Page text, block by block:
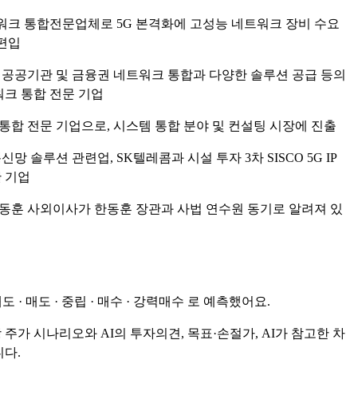
크 통합전문업체로 5G 본격화에 고성능 네트워크 장비 수요
입
공기관 및 금융권 네트워크 통합과 다양한 솔루션 공급 등의
통합 전문 기업
합 전문 기업으로, 시스템 통합 분야 및 컨설팅 시장에 진출
망 솔루션 관련업, SK텔레콤과 시설 투자 3차 SISCO 5G IP
기업
훈 사외이사가 한동훈 장관과 사법 연수원 동기로 알려져 있
· 매도 · 중립 · 매수 · 강력매수 로 예측했어요.
가 시나리오와 AI의 투자의견, 목표·손절가, AI가 참고한 차
다.